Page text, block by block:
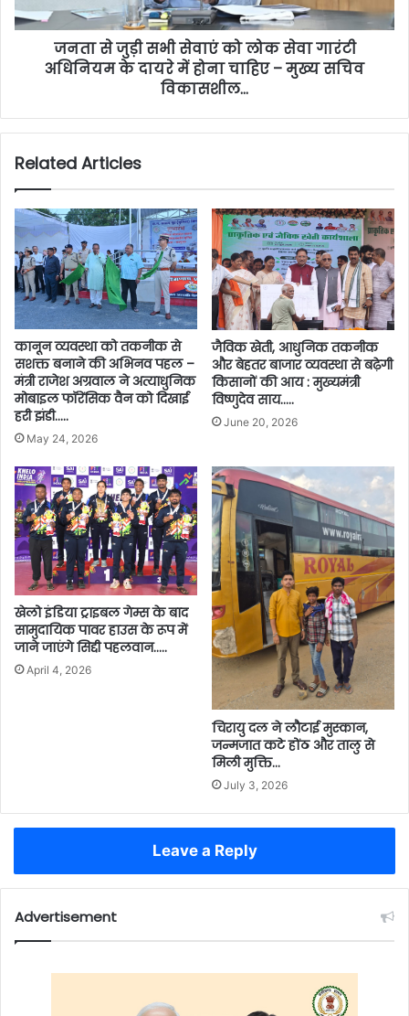
जनता से जुड़ी सभी सेवाएं को लोक सेवा गारंटी
अधिनियम के दायरे में होना चाहिए – मुख्य सचिव
विकासशील…
Related Articles
कानून व्यवस्था को तकनीक से
सशक्त बनाने की अभिनव पहल –
मंत्री राजेश अग्रवाल ने अत्याधुनिक
मोबाइल फॉरेंसिक वैन को दिखाई
हरी झंडी…..
May 24, 2026
जैविक खेती, आधुनिक तकनीक
और बेहतर बाजार व्यवस्था से बढ़ेगी
किसानों की आय : मुख्यमंत्री
विष्णुदेव साय…..
June 20, 2026
खेलो इंडिया ट्राइबल गेम्स के बाद
सामुदायिक पावर हाउस के रूप में
जाने जाएंगे सिद्दी पहलवान…..
April 4, 2026
चिरायु दल ने लौटाई मुस्कान,
जन्मजात कटे होंठ और तालु से
मिली मुक्ति…
July 3, 2026
Leave a Reply
Advertisement